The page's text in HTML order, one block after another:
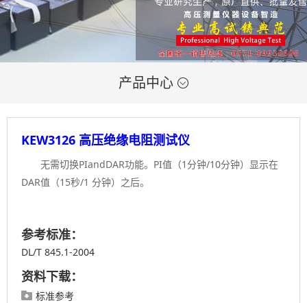
产品中心 
KEW3126 高压绝缘电阻测试仪
无需切换PIandDAR功能。PI值（1分钟/10分钟）显示在
DAR值（15秒/1 分钟）之后。
参考标准：
DL/T 845.1-2004
资料下载：
 标准参考